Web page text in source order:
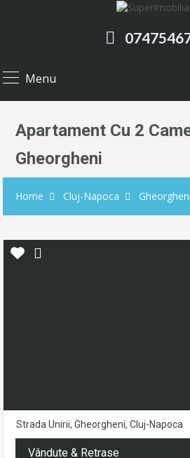
Menu
Apartament Cu 2
Gheorgheni
Home Cluj-Napoca Gheorgheni
Strada Unirii, Gheorgheni, Cluj-Napoca
Vândute & Retrase